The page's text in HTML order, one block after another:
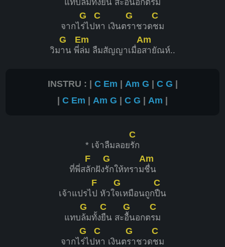
แทบล้มทั้งยืน สะอื้นอกตรม
จากไ
G
ร่ไป
C
หา เงินต
G
ราชวด
C
ชม
วิม
G
าน พี่
Em
ล่ม ลืมสัญญาเมื่อ
Am
สายัณห์..
INSTRU : | C Em | Am G | C G |
| C Em | Am G | C G | Am |
* เจ้าลืมลอย
C
รัก
ที่พี่ส
F
ลักฝัง
G
รักให้ทราม
Am
ชื่น
เจ้าแปรไ
F
ป หัวใ
G
จเหมือนถูก
C
ปืน
แทบ
G
ล้มทั้ง
C
ยืน สะ
G
อื้นอกต
C
รม
จากไ
G
ร่ไป
C
หา เงินต
G
ราชวด
C
ชม